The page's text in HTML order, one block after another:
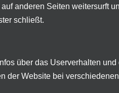
anderen Seiten weitersurft
schließt.
über das Userverhalten
der Website bei